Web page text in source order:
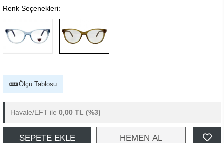
Renk Seçenekleri:
Ölçü Tablosu
Havale/EFT ile 0,00 TL (%3)
SEPETE EKLE HEMEN AL